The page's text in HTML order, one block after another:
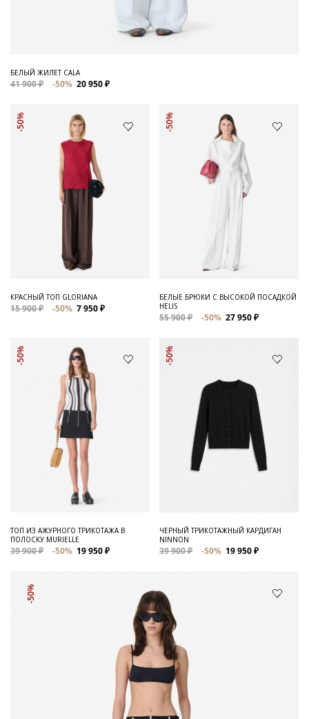
БЕЛЫЙ ЖИЛЕТ CALA
41 900 ₽ -50% 20 950 ₽
-50%
КРАСНЫЙ ТОП GLORIANA
15 900 ₽ -50% 7 950 ₽
-50%
БЕЛЫЕ БРЮКИ С ВЫСОКОЙ ПОСАДКОЙ
HELIS
55 900 ₽ -50% 27 950 ₽
-50%
ТОП ИЗ АЖУРНОГО ТРИКОТАЖА В
ПОЛОСКУ MURIELLE
39 900 ₽ -50% 19 950 ₽
-50%
ЧЕРНЫЙ ТРИКОТАЖНЫЙ КАРДИГАН
NINNON
39 900 ₽ -50% 19 950 ₽
-50%